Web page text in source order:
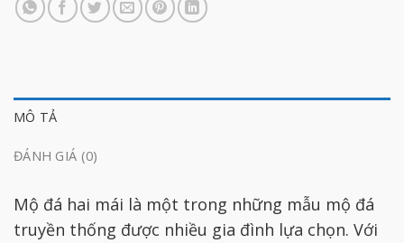
MÔ TẢ
ĐÁNH GIÁ (0)
Mộ đá hai mái là một trong những mẫu mộ đá
truyền thống được nhiều gia đình lựa chọn. Với